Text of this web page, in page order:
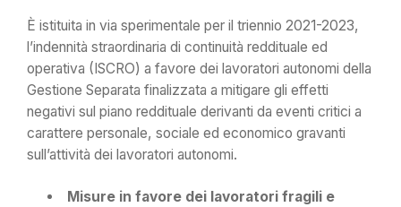
È istituita in via sperimentale per il triennio 2021-2023,
l’indennità straordinaria di continuità reddituale ed
operativa (ISCRO) a favore dei lavoratori autonomi della
Gestione Separata finalizzata a mitigare gli effetti
negativi sul piano reddituale derivanti da eventi critici a
carattere personale, sociale ed economico gravanti
sull’attività dei lavoratori autonomi.
Misure in favore dei lavoratori fragili e